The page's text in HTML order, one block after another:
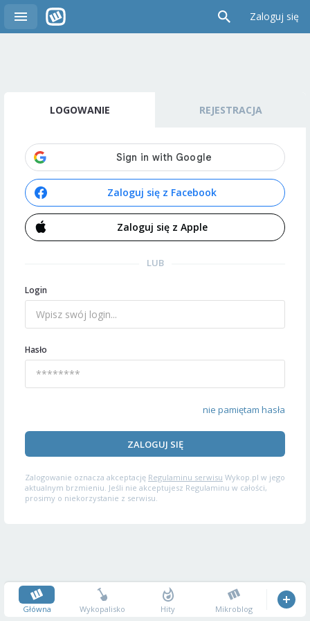
Zaloguj się
LOGOWANIE REJESTRACJA
Zaloguj się z Facebook
Zaloguj się z Apple
LUB
Login
Hasło
nie pamiętam hasła
ZALOGUJ SIĘ
Zalogowanie oznacza akceptację Regulaminu serwisu Wykop.pl w jego
aktualnym brzmieniu. Jeśli nie akceptujesz Regulaminu w całości,
prosimy o niekorzystanie z serwisu.
Główna Wykopalisko Hity Mikroblog